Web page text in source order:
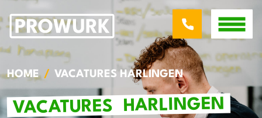
HOME VACATURES HARLINGEN
VACATURES HARLINGEN